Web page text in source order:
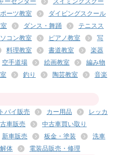
ーツ教室
ダイビングスクール
ダンス・舞踊
テニスス
コン教室 ピアノ教室
写
料理教室 書道教室
楽器
空手道場 絵画教室
編み物
釣り 陶芸教室
音楽
バイ販売 カー用品
レッカ
車販売
中古車買い取り
新車販売 板金・塗装
洗車
体 電装品販売・修理